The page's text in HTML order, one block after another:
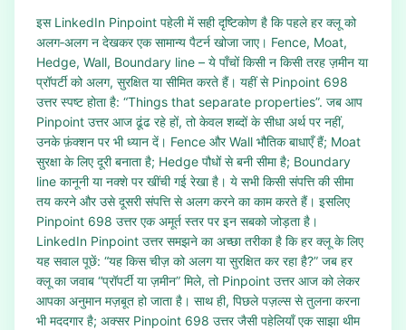
इस LinkedIn Pinpoint पहेली में सही दृष्टिकोण है कि पहले हर क्लू को
अलग‑अलग न देखकर एक सामान्य पैटर्न खोजा जाए। Fence, Moat,
Hedge, Wall, Boundary line – ये पाँचों किसी न किसी तरह ज़मीन या
प्रॉपर्टी को अलग, सुरक्षित या सीमित करते हैं। यहीं से Pinpoint 698
उत्तर स्पष्ट होता है: “Things that separate properties”. जब आप
Pinpoint उत्तर आज ढूंढ रहे हों, तो केवल शब्दों के सीधा अर्थ पर नहीं,
उनके फ़ंक्शन पर भी ध्यान दें। Fence और Wall भौतिक बाधाएँ हैं; Moat
सुरक्षा के लिए दूरी बनाता है; Hedge पौधों से बनी सीमा है; Boundary
line कानूनी या नक्शे पर खींची गई रेखा है। ये सभी किसी संपत्ति की सीमा
तय करने और उसे दूसरी संपत्ति से अलग करने का काम करते हैं। इसलिए
Pinpoint 698 उत्तर एक अमूर्त स्तर पर इन सबको जोड़ता है।
LinkedIn Pinpoint उत्तर समझने का अच्छा तरीका है कि हर क्लू के लिए
यह सवाल पूछें: “यह किस चीज़ को अलग या सुरक्षित कर रहा है?” जब हर
क्लू का जवाब “प्रॉपर्टी या ज़मीन” मिले, तो Pinpoint उत्तर आज को लेकर
आपका अनुमान मज़बूत हो जाता है। साथ ही, पिछले पज़ल्स से तुलना करना
भी मददगार है; अक्सर Pinpoint 698 उत्तर जैसी पहेलियाँ एक साझा थीम